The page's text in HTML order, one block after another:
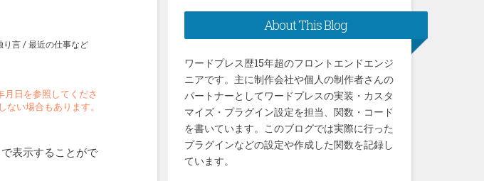
り言 /最近の仕事など
日を参照してくださ
い場合もあります。
表示することがで
About This Blog
ワードプレス歴15年超のフロントエンドエンジ
ニアです。主に制作会社や個人の制作者さんの
パートナーとしてワードプレスの実装・カスタ
マイズ・プラグイン設定を担当、関数・コード
を書いています。このブログでは実際に行った
プラグインなどの設定や作成した関数を記録し
ています。